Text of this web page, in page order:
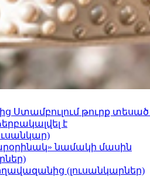
թուրք տեսած
է
նամակի մասին
(լուսանկարներ)